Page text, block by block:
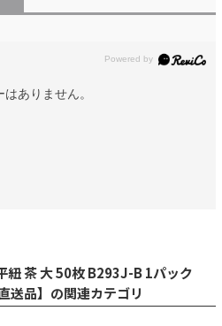
はありません。
紐 茶 大 50枚 B293J-B 1パック
送品】の関連カテゴリ